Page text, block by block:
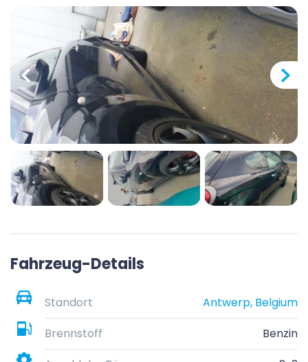
Fahrzeug-Details
Standort
Antwerp, Belgium
Brennstoff
Benzin